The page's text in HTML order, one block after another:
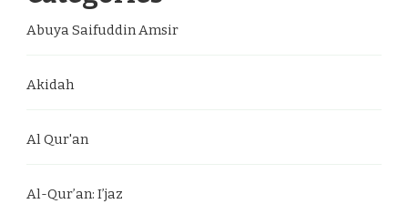
Abuya Saifuddin Amsir
Akidah
Al Qur'an
Al-Qur’an: I’jaz